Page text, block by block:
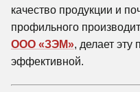
качество продукции и
профильного
ООО «ЗЭМ», делает эту
эффективной.